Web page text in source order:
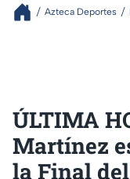
Azteca Deportes
ÚLTIMA
Martínez
la Final